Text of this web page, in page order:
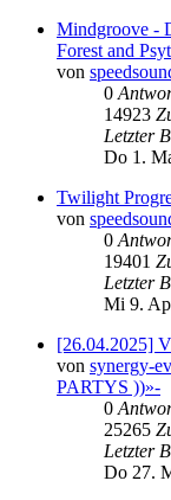
Mindgroove -
Forest and
von
0
14923
Letzter
Do 1.
Twilight
von
0
19401
Letzter
Mi 9.
[26.04.2025]
von synergy-
PARTYS ))»-
0
25265
Letzter
Do 27.